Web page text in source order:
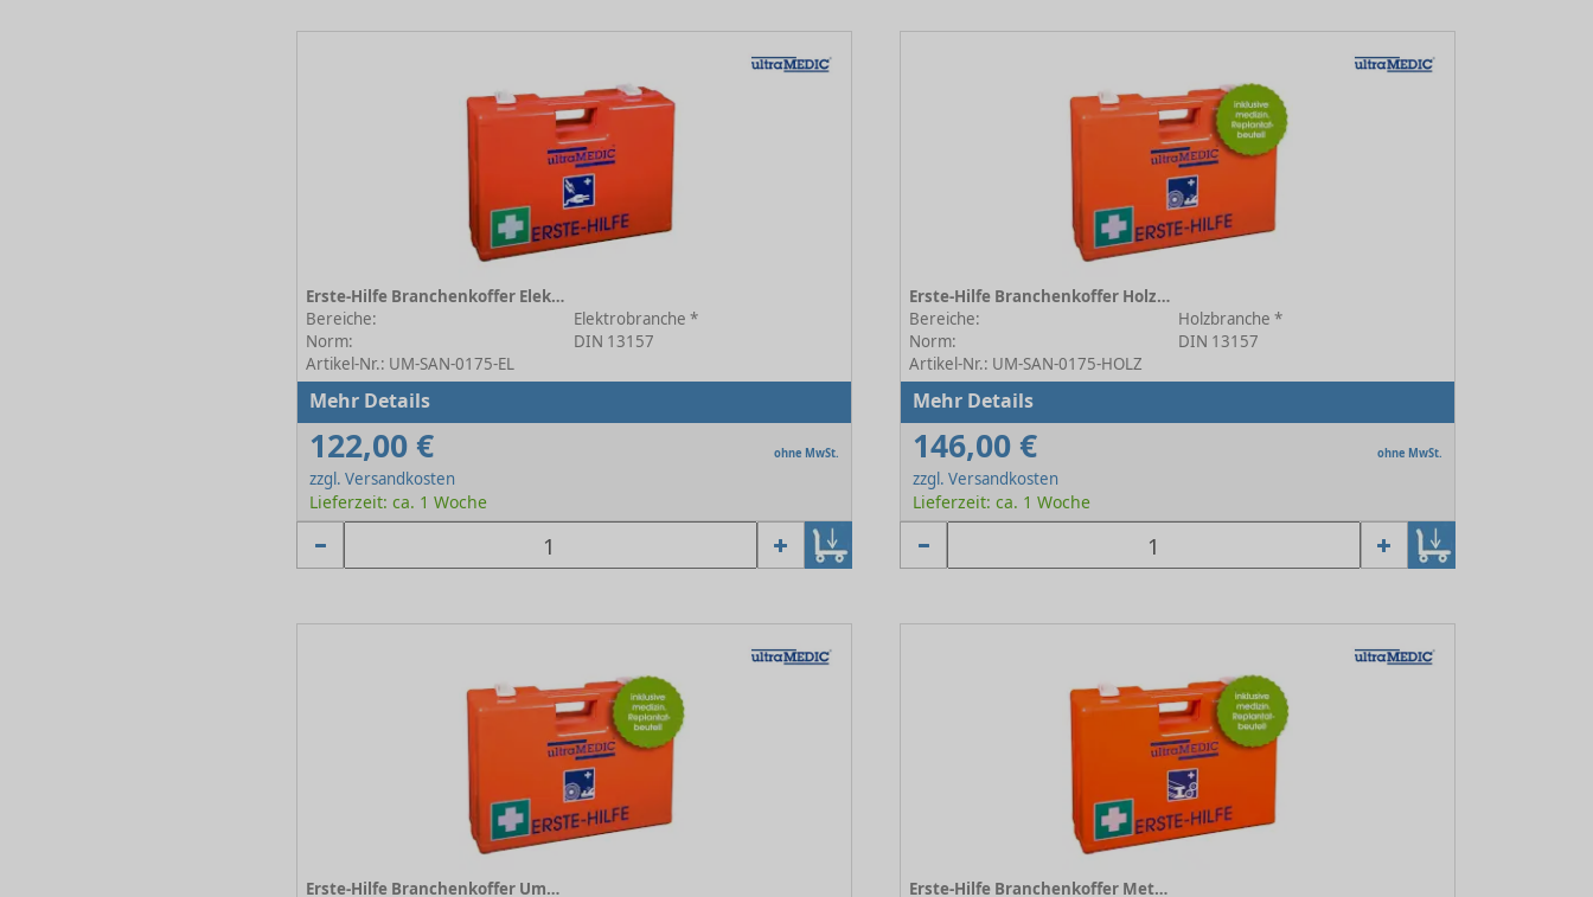
Erste-Hilfe Branchenkoffer Elektrobranche orange
Bereiche:
Elektrobranche *
Norm:
DIN 13157
Artikel-Nr.: UM-SAN-0175-EL
Mehr Details
122,00 € ohne MwSt.
zzgl. Versandkosten
Lieferzeit: ca. 1 Woche
Erste-Hilfe Branchenkoffer Holzbranche orange
Bereiche:
Holzbranche *
Norm:
DIN 13157
Artikel-Nr.: UM-SAN-0175-HOLZ
Mehr Details
146,00 € ohne MwSt.
zzgl. Versandkosten
Lieferzeit: ca. 1 Woche
Erste-Hilfe Branchenkoffer Umwelt & Entsorgung orange
Erste-Hilfe Branchenkoffer Metallbranche orange